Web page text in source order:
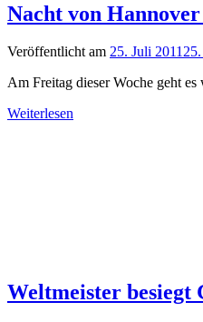
Nacht von
Veröffentlicht am 25. Juli 2011
Am Freitag dieser Woche geht
Weiterlesen
Weltmeister besiegt